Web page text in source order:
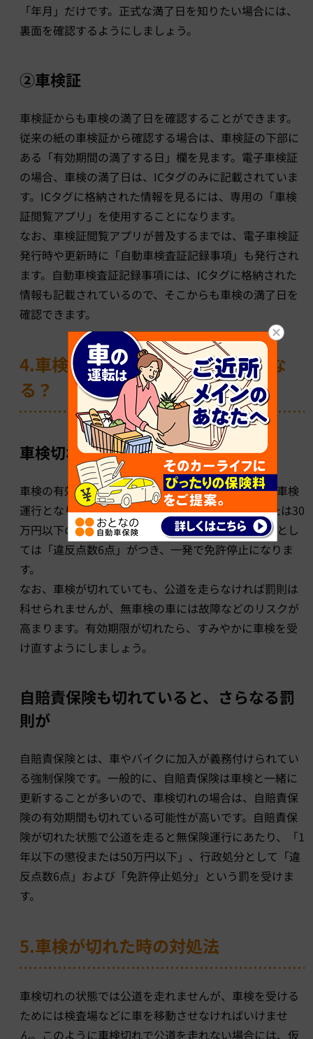
「年月」だけです。正式な満了日を知りたい場合には、
裏面を確認するようにしましょう。
②車検証
車検証からも車検の満了日を確認することができます。
従来の紙の車検証から確認する場合は、車検証の下部に
ある「有効期間の満了する日」欄を見ます。電子車検証
の場合、車検の満了日は、ICタグのみに記載されていま
す。ICタグに格納された情報を見るには、専用の「車検
証閲覧アプリ」を使用することになります。
なお、車検証閲覧アプリが普及するまでは、電子車検証
発行時や更新時に「自動車検査証記録事項」も発行され
ます。自動車検査証記録事項には、ICタグに格納された
情報も記載されているので、そこからも車検の満了日を
確認できます。
4.車検の有効期間が過ぎたらどうな
る？
車検切れで公道を走るのは法律違反
車検の有効期間が切れた状態で公道を走るのは、無車検
運行となり、法律違反です。「6ヶ月以下の懲役または30
万円以下の罰金」という罰則が科せられ、行政処分とし
ては「違反点数6点」がつき、一発で免許停止になりま
す。
なお、車検が切れていても、公道を走らなければ罰則は
科せられませんが、無車検の車には故障などのリスクが
高まります。有効期限が切れたら、すみやかに車検を受
け直すようにしましょう。
自賠責保険も切れていると、さらなる罰
則が
自賠責保険とは、車やバイクに加入が義務付けられてい
る強制保険です。一般的に、自賠責保険は車検と一緒に
更新することが多いので、車検切れの場合は、自賠責保
険の有効期間も切れている可能性が高いです。自賠責保
険が切れた状態で公道を走ると無保険運行にあたり、「1
年以下の懲役または50万円以下」、行政処分として「違
反点数6点」および「免許停止処分」という罰を受けま
す。
5.車検が切れた時の対処法
車検切れの状態では公道を走れませんが、車検を受ける
ためには検査場などに車を移動させなければいけませ
ん。このように車検切れで公道を走れない場合には、仮